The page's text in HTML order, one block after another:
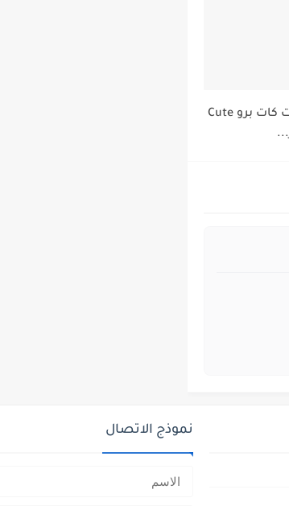
تحميل تطبيق كيوت كات برو Cute
نموذج الاتصال